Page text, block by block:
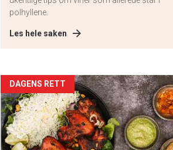
polhyllene.
Les hele saken
Artikler
detail
-
DAGENS RETT